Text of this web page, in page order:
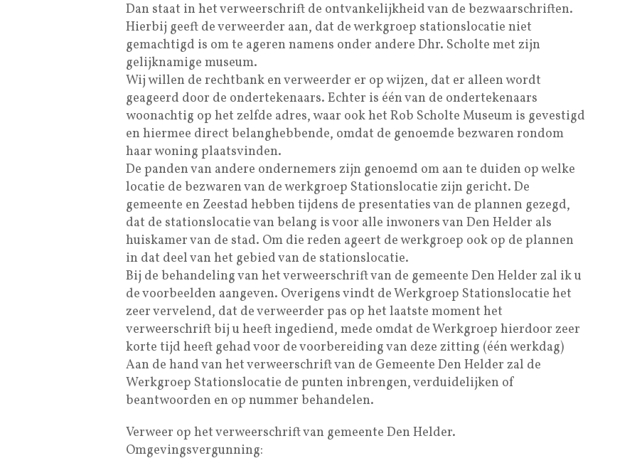
Dan staat in het verweerschrift de ontvankelijkheid van de bezwaarschriften.
Hierbij geeft de verweerder aan, dat de werkgroep stationslocatie niet
gemachtigd is om te ageren namens onder andere Dhr. Scholte met zijn
gelijknamige museum.
Wij willen de rechtbank en verweerder er op wijzen, dat er alleen wordt
geageerd door de ondertekenaars. Echter is één van de ondertekenaars
woonachtig op het zelfde adres, waar ook het Rob Scholte Museum is gevestigd
en hiermee direct belanghebbende, omdat de genoemde bezwaren rondom
haar woning plaatsvinden.
De panden van andere ondernemers zijn genoemd om aan te duiden op welke
locatie de bezwaren van de werkgroep Stationslocatie zijn gericht. De
gemeente en Zeestad hebben tijdens de presentaties van de plannen gezegd,
dat de stationslocatie van belang is voor alle inwoners van Den Helder als
huiskamer van de stad. Om die reden ageert de werkgroep ook op de plannen
in dat deel van het gebied van de stationslocatie.
Bij de behandeling van het verweerschrift van de gemeente Den Helder zal ik u
de voorbeelden aangeven. Overigens vindt de Werkgroep Stationslocatie het
zeer vervelend, dat de verweerder pas op het laatste moment het
verweerschrift bij u heeft ingediend, mede omdat de Werkgroep hierdoor zeer
korte tijd heeft gehad voor de voorbereiding van deze zitting (één werkdag)
Aan de hand van het verweerschrift van de Gemeente Den Helder zal de
Werkgroep Stationslocatie de punten inbrengen, verduidelijken of
beantwoorden en op nummer behandelen.
Verweer op het verweerschrift van gemeente Den Helder.
Omgevingsvergunning: